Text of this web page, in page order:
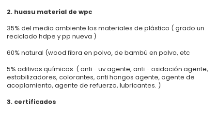
2. huasu material de wpc
35% del medio ambiente los materiales de plástico ( grado un
reciclado hdpe y pp nueva )
60% natural (wood fibra en polvo, de bambú en polvo, etc
5% aditivos químicos. ( anti - uv agente, anti - oxidación agente,
estabilizadores, colorantes, anti hongos agente, agente de
acoplamiento, agente de refuerzo, lubricantes. )
3. certificados